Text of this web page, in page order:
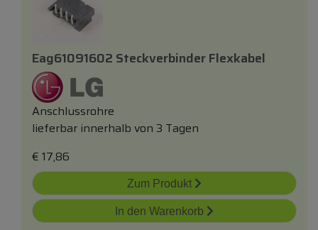
Eag61091602 Steckverbinder Flexkabel
Anschlussrohre
lieferbar innerhalb von 3 Tagen
€ 17,86
Zum Produkt
In den Warenkorb